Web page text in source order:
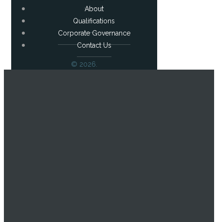
About
Qualifications
Corporate Governance
Contact Us
© 2026.